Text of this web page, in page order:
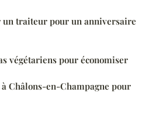
un traiteur pour un anniversaire
végétariens pour économiser
Châlons-en-Champagne pour